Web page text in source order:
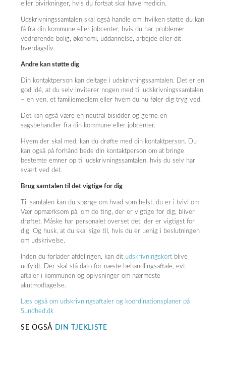
eller bivirkninger, hvis du fortsat skal have medicin.
Udskrivningssamtalen skal også handle om, hvilken støtte du kan
få fra din kommune eller jobcenter, hvis du har problemer
vedrørende bolig, økonomi, uddannelse, arbejde eller dit
hverdagsliv.
Andre kan støtte dig
Din kontaktperson kan deltage i udskrivningssamtalen. Det er en
god idé, at du selv inviterer nogen med til udskrivningssamtalen
– en ven, et familiemedlem eller hvem du nu føler dig tryg ved.
Det kan også være en neutral bisidder og gerne en
sagsbehandler fra din kommune eller jobcenter.
Hvem der skal med, kan du drøfte med din kontaktperson. Du
kan også på forhånd bede din kontaktperson om at bringe
bestemte emner op til udskrivningssamtalen, hvis du selv har
svært ved det.
Brug samtalen til det vigtige for dig
Til samtalen kan du spørge om hvad som helst, du er i tvivl om.
Vær opmærksom på, om de ting, der er vigtige for dig, bliver
drøftet. Måske har personalet overset det, der er vigtigst for
dig. Og husk, at du skal sige til, hvis du er uenig i beslutningen
om udskrivelse.
Inden du forlader afdelingen, kan dit udskrivningskort blive
udfyldt. Der skal stå dato for næste behandlingsaftale, evt.
aftaler i kommunen og oplysninger om nærmeste
akutmodtagelse.
Læs også om udskrivningsaftaler og koordinationsplaner på
Sundhed.dk
SE OGSÅ DIN TJEKLISTE